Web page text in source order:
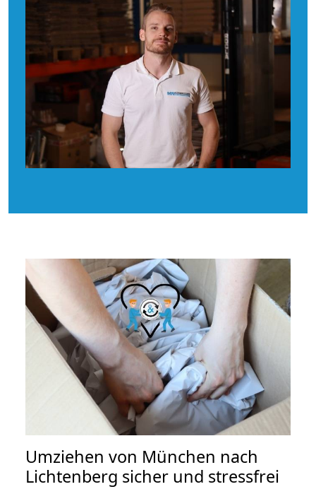
Umziehen von München nach
Lichtenberg sicher und stressfrei